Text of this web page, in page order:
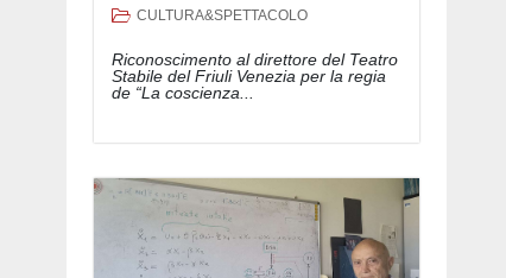
CULTURA&SPETTACOLO
Riconoscimento al direttore del Teatro
Stabile del Friuli Venezia per la regia
de “La coscienza...